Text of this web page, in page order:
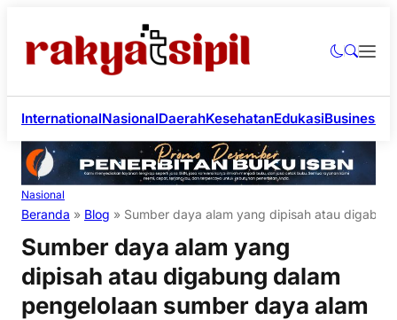
InternationalNasionalDaerahKesehatanEdukasiBusiness
Nasional
Beranda » Blog » Sumber daya alam yang dipisah atau
Sumber daya alam yang
dipisah atau digabung dalam
pengelolaan sumber daya alam